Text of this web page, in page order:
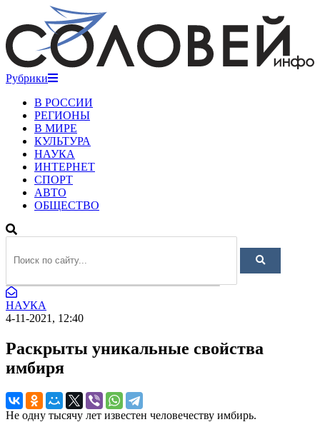
Рубрики
В РОССИИ
РЕГИОНЫ
В МИРЕ
КУЛЬТУРА
НАУКА
ИНТЕРНЕТ
СПОРТ
АВТО
ОБЩЕСТВО
НАУКА
4-11-2021, 12:40
Раскрыты уникальные свойства
имбиря
Не одну тысячу лет известен человечеству имбирь.